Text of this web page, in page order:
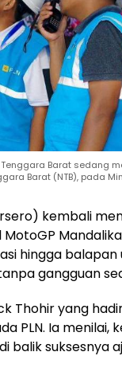
Barat sedang
Barat (NTB), pada
kembali
hingga
gangguan
Thohir yang
PLN. Ia menilai,
balik suksesnya